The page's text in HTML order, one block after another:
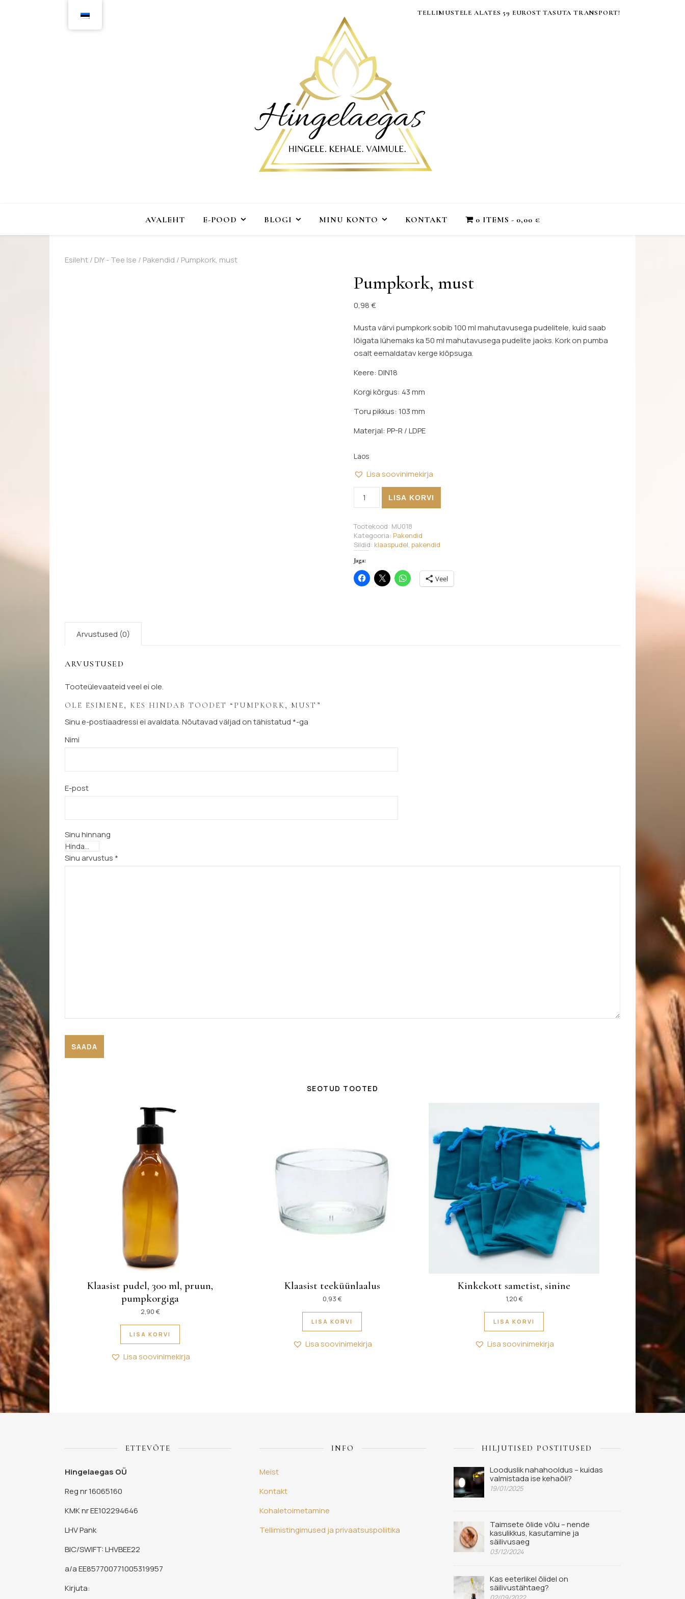
TELLIMUSTELE ALATES 59 EUROST TASUTA TRANSPORT!
AVALEHT E-POOD BLOGI MINU KONTO KONTAKT 0 ITEMS 0,00 €
Esileht/ DIY - Tee Ise / Pakendid / Pumpkork, must
Pumpkork, must
0,98€
Musta värvi pumpkork sobib 100 ml mahutavusega pudelitele, kuid saab
lõigata lühemaks ka 50 ml mahutavusega pudelite jaoks. Kork on pumba
osalt eemaldatav kerge klõpsuga.
Keere: DIN18
Korgi kõrgus: 43 mm
Toru pikkus: 103 mm
Materjal: PP-R / LDPE
Laos
Lisa soovinimekirja
LISA KORVI
Tootekood: MU018
Kategooria: Pakendid
Sildid: klaaspudel, pakendid
Jaga:
Veel
Arvustused (0)
ARVUSTUSED
Tooteülevaateid veel ei ole.
OLE ESIMENE, KES HINDAB TOODET “PUMPKORK, MUST”
Sinu e-postiaadressi ei avaldata.Nõutavad väljad on tähistatud *-ga
Nimi
E-post
Sinu hinnang
Sinu arvustus *
SEOTUD TOOTED
Klaasist pudel, 300 ml, pruun,
pumpkorgiga
2,90 €
LISA KORVI
Lisa soovinimekirja
Klaasist teeküünlaalus
0,93 €
LISA KORVI
Lisa soovinimekirja
Kinkekott sametist, sinine
1,20 €
LISA KORVI
Lisa soovinimekirja
ETTEVÕTE
Hingelaegas OÜ
Reg nr 16065160
KMK nr EE102294646
LHV Pank
BIC/SWIFT: LHVBEE22
a/a EE857700771005319957
Kirjuta:
INFO
Meist
Kontakt
Kohaletoimetamine
Tellimistingimused ja privaatsuspoliitika
HILJUTISED POSTITUSED
Looduslik nahahooldus – kuidas
valmistada ise kehaõli?
19/01/2025
Taimsete õlide võlu – nende
kasulikkus, kasutamine ja
säilivusaeg
03/12/2024
Kas eeterlikel õlidel on
säilivustähtaeg?